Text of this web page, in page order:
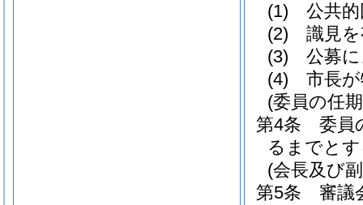
(1)
公共
(2)
識見
(3)
公募
(4)
市長
(委員の任
第4条
委員
るまでと
(会長及び
第5条
審議